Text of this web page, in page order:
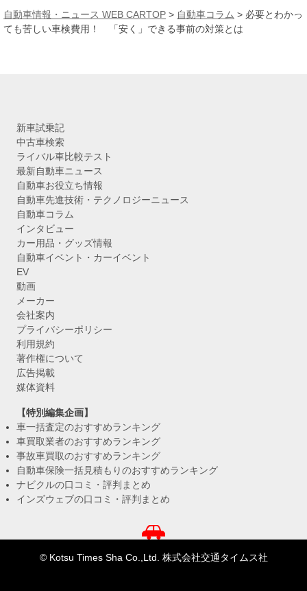
カ
イ
自動車情報・ニュース WEB CARTOP > 自動車コラム > 必要とわかっ
ても苦しい車検費用！ 「安く」できる事前の対策とは
新車試乗記
中古車検索
ライバル車比較テスト
最新自動車ニュース
自動車お役立ち情報
自動車先進技術・テクノロジーニュース
自動車コラム
インタビュー
カー用品・グッズ情報
自動車イベント・カーイベント
EV
動画
メーカー
会社案内
プライバシーポリシー
利用規約
著作権について
広告掲載
媒体資料
【特別編集企画】
車一括査定のおすすめランキング
車買取業者のおすすめランキング
事故車買取のおすすめランキング
自動車保険一括見積もりのおすすめランキング
ナビクルの口コミ・評判まとめ
インズウェブの口コミ・評判まとめ
© Kotsu Times Sha Co.,Ltd. 株式会社交通タイムス社